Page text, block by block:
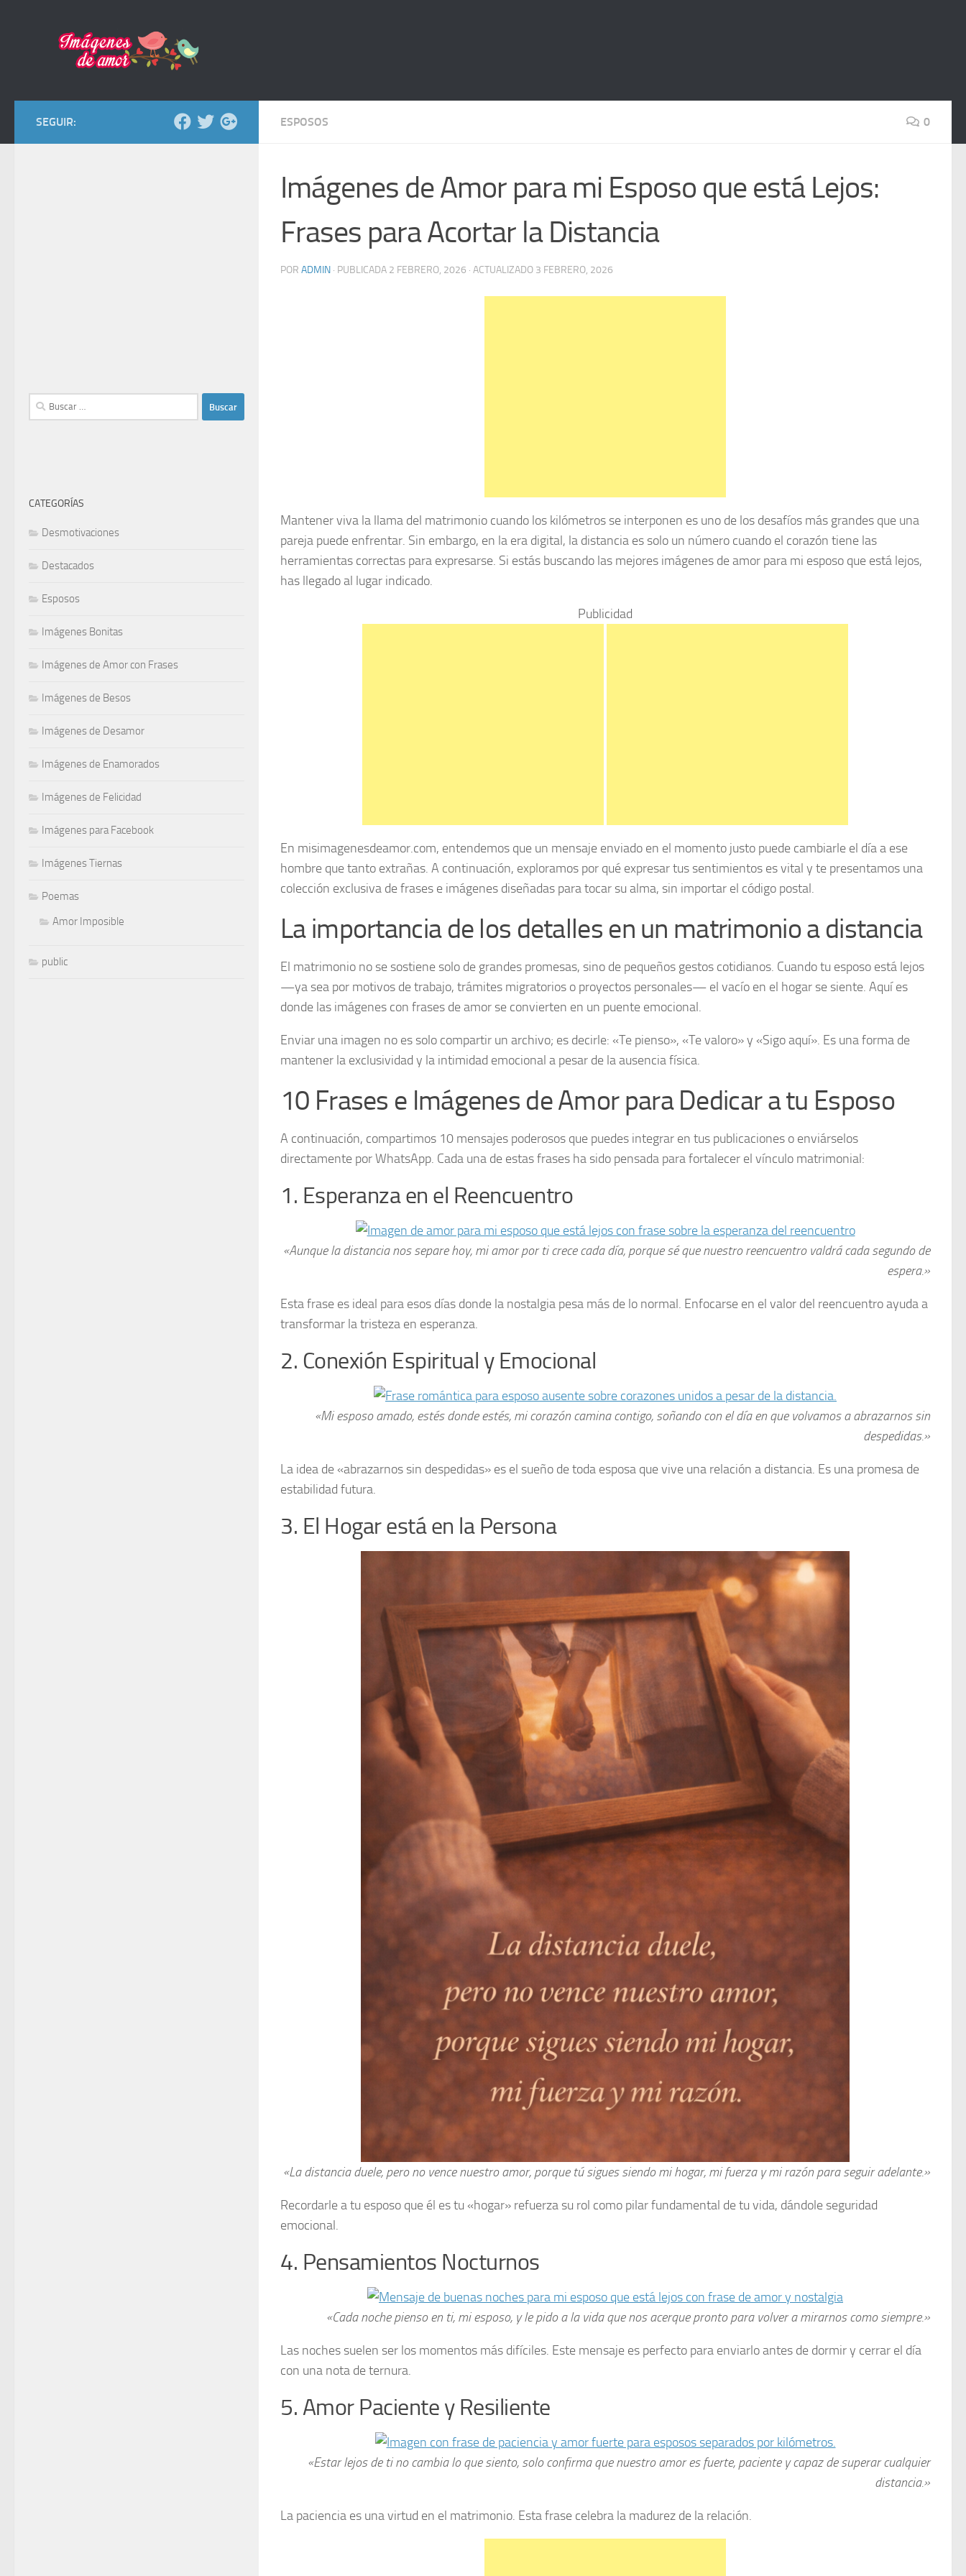
ESPOSOS 0
Imágenes de Amor para mi Esposo que está Lejos:
Frases para Acortar la Distancia
POR ADMIN · PUBLICADA 2 FEBRERO, 2026 · ACTUALIZADO 3 FEBRERO, 2026
Mantener viva la llama del matrimonio cuando los kilómetros se interponen es uno de los desafíos más grandes que una
pareja puede enfrentar. Sin embargo, en la era digital, la distancia es solo un número cuando el corazón tiene las
herramientas correctas para expresarse. Si estás buscando las mejores imágenes de amor para mi esposo que está lejos,
has llegado al lugar indicado.
Publicidad
En misimagenesdeamor.com, entendemos que un mensaje enviado en el momento justo puede cambiarle el día a ese
hombre que tanto extrañas. A continuación, exploramos por qué expresar tus sentimientos es vital y te presentamos una
colección exclusiva de frases e imágenes diseñadas para tocar su alma, sin importar el código postal.
La importancia de los detalles en un matrimonio a distancia
El matrimonio no se sostiene solo de grandes promesas, sino de pequeños gestos cotidianos. Cuando tu esposo está lejos
—ya sea por motivos de trabajo, trámites migratorios o proyectos personales— el vacío en el hogar se siente. Aquí es
donde las imágenes con frases de amor se convierten en un puente emocional.
Enviar una imagen no es solo compartir un archivo; es decirle: «Te pienso», «Te valoro» y «Sigo aquí». Es una forma de
mantener la exclusividad y la intimidad emocional a pesar de la ausencia física.
10 Frases e Imágenes de Amor para Dedicar a tu Esposo
A continuación, compartimos 10 mensajes poderosos que puedes integrar en tus publicaciones o enviárselos
directamente por WhatsApp. Cada una de estas frases ha sido pensada para fortalecer el vínculo matrimonial:
1. Esperanza en el Reencuentro
«Aunque la distancia nos separe hoy, mi amor por ti crece cada día, porque sé que nuestro reencuentro valdrá cada segundo de
espera.»
Esta frase es ideal para esos días donde la nostalgia pesa más de lo normal. Enfocarse en el valor del reencuentro ayuda a
transformar la tristeza en esperanza.
2. Conexión Espiritual y Emocional
«Mi esposo amado, estés donde estés, mi corazón camina contigo, soñando con el día en que volvamos a abrazarnos sin
despedidas.»
La idea de «abrazarnos sin despedidas» es el sueño de toda esposa que vive una relación a distancia. Es una promesa de
estabilidad futura.
3. El Hogar está en la Persona
«La distancia duele, pero no vence nuestro amor, porque tú sigues siendo mi hogar, mi fuerza y mi razón para seguir adelante.»
Recordarle a tu esposo que él es tu «hogar» refuerza su rol como pilar fundamental de tu vida, dándole seguridad
emocional.
4. Pensamientos Nocturnos
«Cada noche pienso en ti, mi esposo, y le pido a la vida que nos acerque pronto para volver a mirarnos como siempre.»
Las noches suelen ser los momentos más difíciles. Este mensaje es perfecto para enviarlo antes de dormir y cerrar el día
con una nota de ternura.
5. Amor Paciente y Resiliente
«Estar lejos de ti no cambia lo que siento, solo confirma que nuestro amor es fuerte, paciente y capaz de superar cualquier
distancia.»
La paciencia es una virtud en el matrimonio. Esta frase celebra la madurez de la relación.
SEGUIR:
Buscar:
CATEGORÍAS
Desmotivaciones
Destacados
Esposos
Imágenes Bonitas
Imágenes de Amor con Frases
Imágenes de Besos
Imágenes de Desamor
Imágenes de Enamorados
Imágenes de Felicidad
Imágenes para Facebook
Imágenes Tiernas
Poemas
Amor Imposible
public